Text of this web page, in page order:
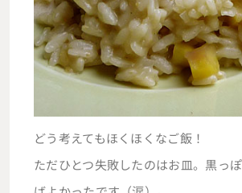
どう考えてもほくほくなご飯！
ただひとつ失敗したのはお皿。黒っ